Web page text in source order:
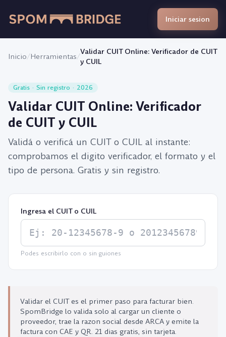
Iniciar sesion
Inicio/Herramientas/Validar CUIT Online: Verificador de CUIT
y CUIL
Gratis · Sin registro · 2026
Validar CUIT Online: Verificador
de CUIT y CUIL
Validá o verificá un CUIT o CUIL al instante:
comprobamos el digito verificador, el formato y el
tipo de persona. Gratis y sin registro.
Ingresa el CUIT o CUIL
Podes escribirlo con o sin guiones
Validar el CUIT es el primer paso para facturar bien.
SpomBridge lo valida solo al cargar un cliente o
proveedor, trae la razon social desde ARCA y emite la
factura con CAE y QR. 21 dias gratis, sin tarjeta.